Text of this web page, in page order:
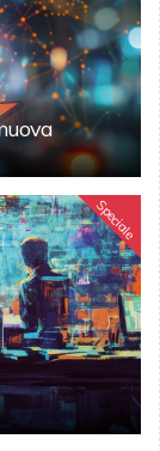
Speciale